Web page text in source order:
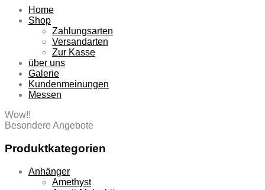
Home
Shop
Zahlungsarten
Versandarten
Zur Kasse
über uns
Galerie
Kundenmeinungen
Messen
Wow!!
Besondere Angebote
Produktkategorien
Anhänger
Amethyst